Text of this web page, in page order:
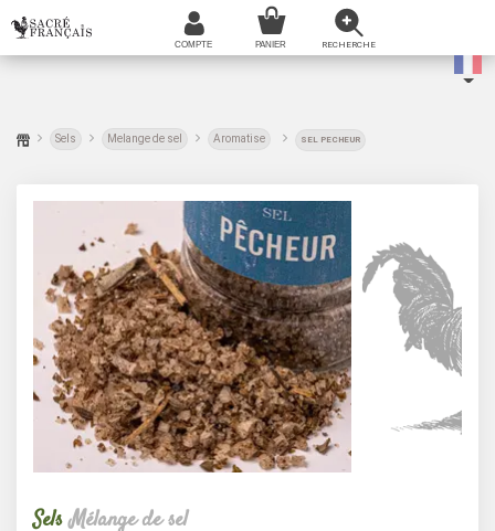
Sels Melange de sel Aromatise SEL PECHEUR
SelsMélange de sel